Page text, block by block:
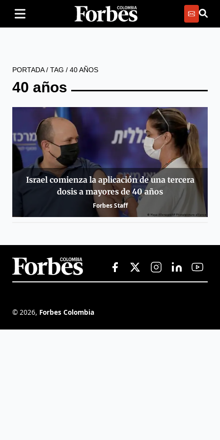
PORTADA/ TAG / 40 AÑOS
40 años
Israel comienza la aplicación de una tercera
dosis a mayores de 40 años
Forbes Staff
© 2026, Forbes Colombia